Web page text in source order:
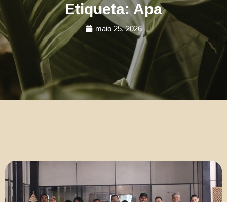
Etiqueta: Apa
maio 25, 2026